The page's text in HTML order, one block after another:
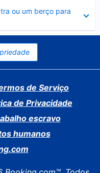
ou um berço para
de Serviço
de Privacidade
escravo
humanos